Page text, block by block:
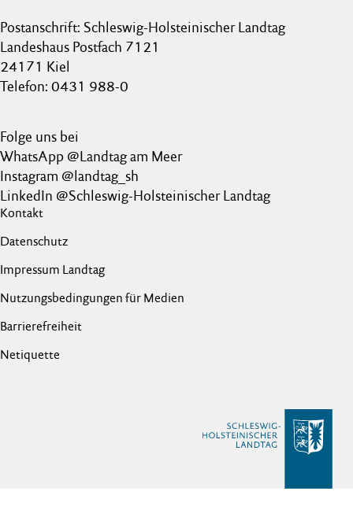
Postanschrift: Schleswig-Holsteinischer Landtag
Landeshaus Postfach 7121
24171 Kiel
Telefon: 0431 988-0
Folge uns bei
WhatsApp @Landtag am Meer
Instagram @landtag_sh
LinkedIn @Schleswig-Holsteinischer Landtag
Kontakt
Datenschutz
Impressum Landtag
Nutzungsbedingungen für Medien
Barrierefreiheit
Netiquette